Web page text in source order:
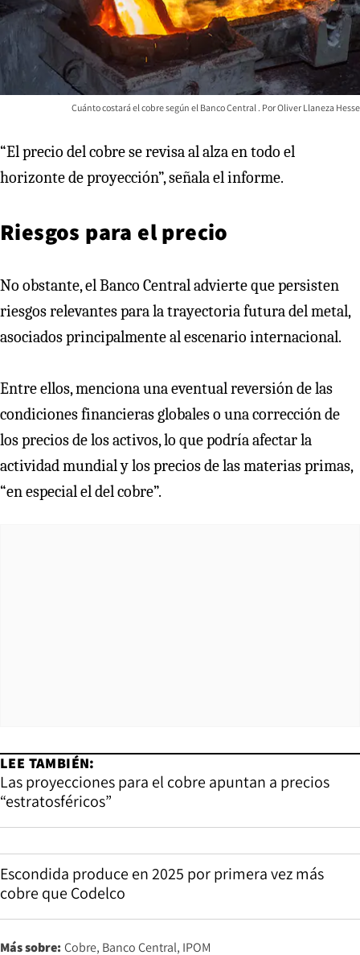
Cuánto costará el cobre según el Banco Central Oliver Llaneza Hesse
“El precio del cobre se revisa al alza en todo el
horizonte de proyección”, señala el informe.
Riesgos para el precio
No obstante, el Banco Central advierte que persisten
riesgos relevantes para la trayectoria futura del metal,
asociados principalmente al escenario internacional.
Entre ellos, menciona una eventual reversión de las
condiciones financieras globales o una corrección de
los precios de los activos, lo que podría afectar la
actividad mundial y los precios de las materias primas,
“en especial el del cobre”.
LEE TAMBIÉN:
Las proyecciones para el cobre apuntan a precios
“estratosféricos”
Escondida produce en 2025 por primera vez más
cobre que Codelco
Más sobre: Cobre Banco Central IPOM